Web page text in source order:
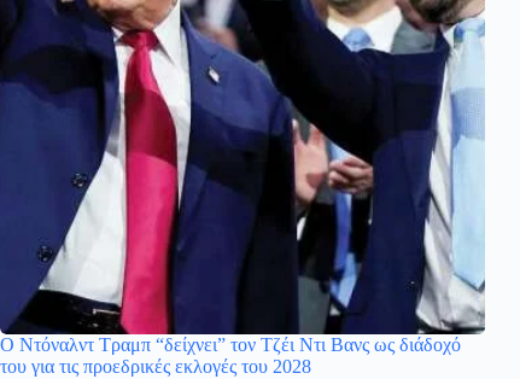
Ο Ντόναλντ Τραμπ “δείχνει” τον Τζέι Ντι Βανς ως διάδοχό
του για τις προεδρικές εκλογές του 2028